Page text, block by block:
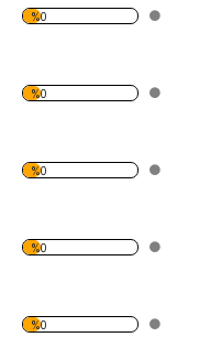
%0
%0
%0
%0
%0